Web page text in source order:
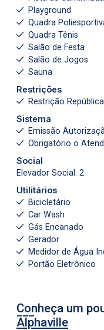
Playground
Quadra
Quadra Tênis
Salão de Festa
Salão de Jogos
Sauna
Restrições
Restrição República
Sistema
Emissão
Obrigatório o
Social
Elevador Social: 2
Utilitários
Bicicletário
Car Wash
Gás Encanado
Gerador
Medidor de Água
Portão Eletrônico
Conheça um
Alphaville